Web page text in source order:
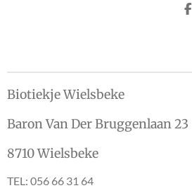
D
Biotiekje Wielsbeke
Baron Van Der Bruggenlaan 23
8710 Wielsbeke
TEL: 056 66 31 64